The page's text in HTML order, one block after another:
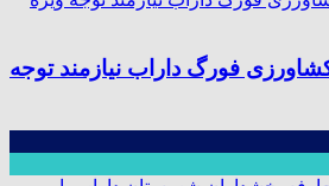
فورگ داراب نیازمند توجه